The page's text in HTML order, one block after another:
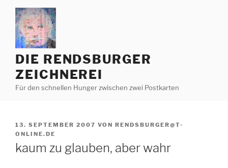
Zum
Inhalt
springen
DIE RENDSBURGER
ZEICHNEREI
Für den schnellen Hunger zwischen zwei Postkarten
VERÖFFENTLICHT
AM
13. SEPTEMBER 2007 VON RENDSBURGER@T-
ONLINE.DE
kaum zu glauben, aber wahr